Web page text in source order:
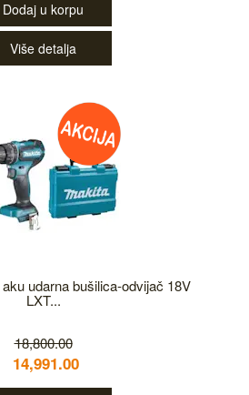
Dodaj u korpu
Više detalja
udarna bušilica-odvijač 18V
LXT...
18,800.00
14,991.00